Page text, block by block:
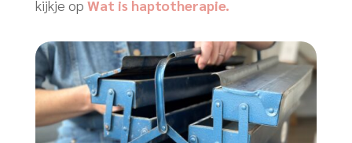
kijkje op Wat is haptotherapie.